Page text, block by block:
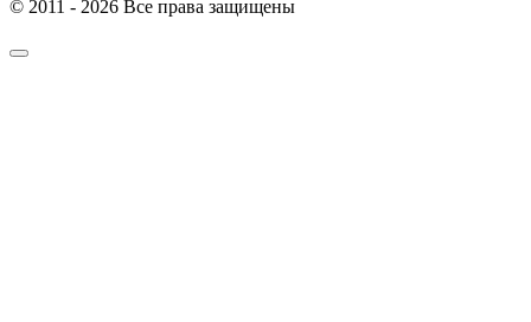
© 2011 - 2026 Все права защищены